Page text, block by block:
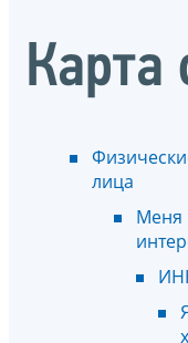
Карта
лица
Меня